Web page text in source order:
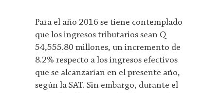
Para el año 2016 se tiene contemplado
que los ingresos tributarios sean Q
54,555.80 millones, un incremento de
8.2% respecto a los ingresos efectivos
que se alcanzarían en el presente año,
según la SAT. Sin embargo, durante el